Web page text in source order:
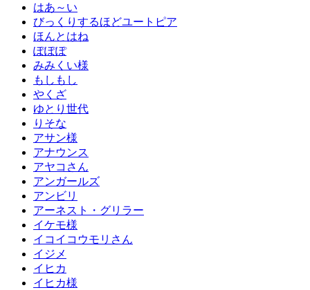
はあ～い
びっくりするほどユートピア
ほんとはね
ぽぽぽ
みみくい様
もしもし
やくざ
ゆとり世代
りそな
アサン様
アナウンス
アヤコさん
アンガールズ
アンビリ
アーネスト・グリラー
イケモ様
イコイコウモリさん
イジメ
イヒカ
イヒカ様